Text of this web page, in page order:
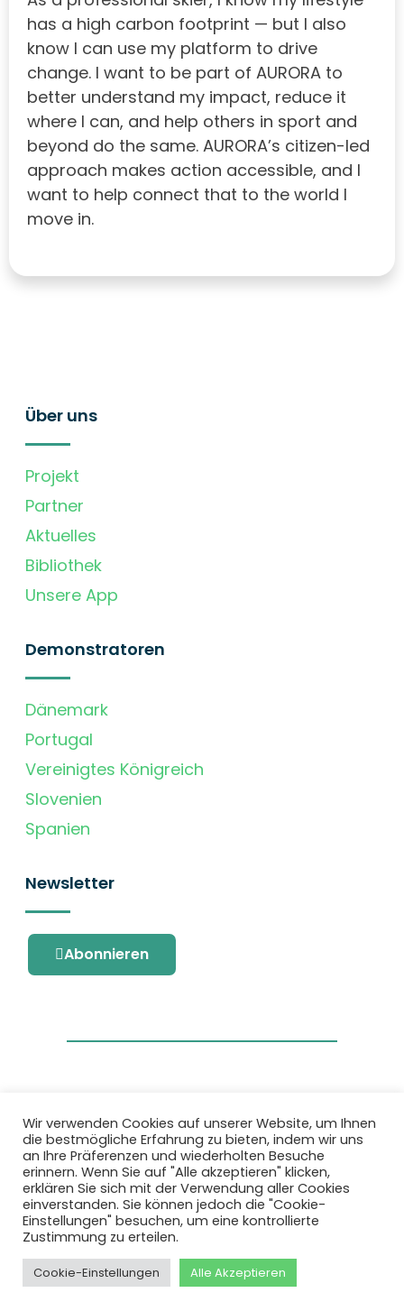
has a high carbon footprint — but I also
know I can use my platform to drive
change. I want to be part of AURORA to
better understand my impact, reduce it
where I can, and help others in sport and
beyond do the same. AURORA’s citizen-led
approach makes action accessible, and I
want to help connect that to the world I
move in.
Über uns
Projekt
Partner
Aktuelles
Bibliothek
Unsere App
Demonstratoren
Dänemark
Portugal
Vereinigtes Königreich
Slovenien
Spanien
Newsletter
Abonnieren
Dieses Projekt wurde durch das Forschungs-
und Innovationsprogramm Horizon 2020 der
Europäischen Union unter der
Fördervereinbarung Nr. 101036418 gefördert.
Datenschutzbestimmungen
Richtlinie
© 2026 AURORA
Wir verwenden Cookies auf unserer Website, um Ihnen
die bestmögliche Erfahrung zu bieten, indem wir uns
an Ihre Präferenzen und wiederholten Besuche
erinnern. Wenn Sie auf "Alle akzeptieren" klicken,
erklären Sie sich mit der Verwendung aller Cookies
einverstanden. Sie können jedoch die "Cookie-
Einstellungen" besuchen, um eine kontrollierte
Zustimmung zu erteilen.
Cookie-Einstellungen Alle Akzeptieren